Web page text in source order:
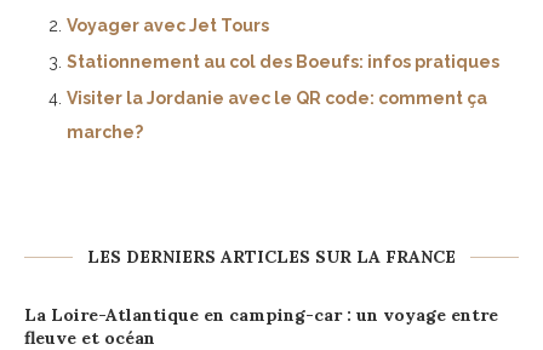
Voyager avec Jet Tours
Stationnement au col des Boeufs: infos pratiques
Visiter la Jordanie avec le QR code: comment ça
marche?
LES DERNIERS ARTICLES SUR LA FRANCE
La Loire-Atlantique en camping-car : un voyage entre
fleuve et océan